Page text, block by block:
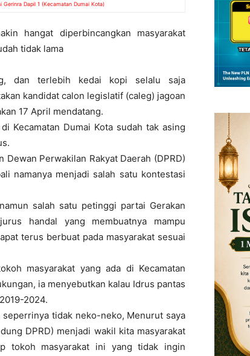
Dapil 1 (Kecamatan Dumai Kota)
hangat diperbincangkan masyarakat
tidak lama
dan terlebih kedai kopi selalu saja
kandidat calon legislatif (caleg) jagoan
17 April mendatang.
Kecamatan Dumai Kota sudah tak asing
Perwakilan Rakyat Daerah (DPRD)
namanya menjadi salah satu kontestasi
salah satu petinggi partai Gerakan
handal yang membuatnya mampu
terus berbuat pada masyarakat sesuai
masyarakat yang ada di Kecamatan
ia menyebutkan kalau Idrus pantas
2024.
tidak neko-neko, Menurut saya
DPRD) menjadi wakil kita masyarakat
tokoh masyarakat ini yang tidak ingin